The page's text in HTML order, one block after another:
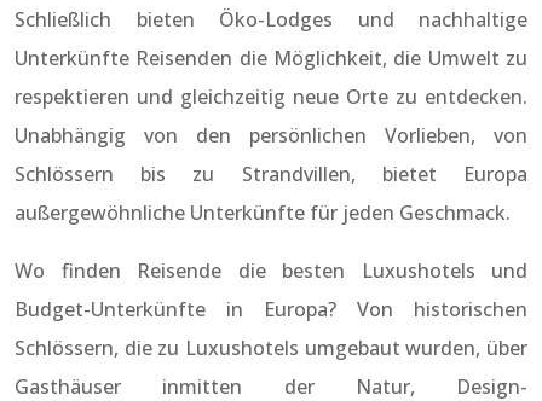
Schließlich bieten Öko-Lodges und nachhaltige
Unterkünfte Reisenden die Möglichkeit, die Umwelt zu
respektieren und gleichzeitig neue Orte zu entdecken.
Unabhängig von den persönlichen Vorlieben, von
Schlössern bis zu Strandvillen, bietet Europa
außergewöhnliche Unterkünfte für jeden Geschmack.
Wo finden Reisende die besten Luxushotels und
Budget-Unterkünfte in Europa? Von historischen
Schlössern, die zu Luxushotels umgebaut wurden, über
Gasthäuser inmitten der Natur, Design-